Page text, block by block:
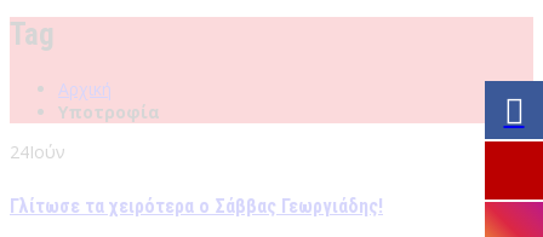
Tag
Αρχική
Υποτροφία
24Ιούν
Γλίτωσε τα χειρότερα ο Σάββας Γεωργιάδης!